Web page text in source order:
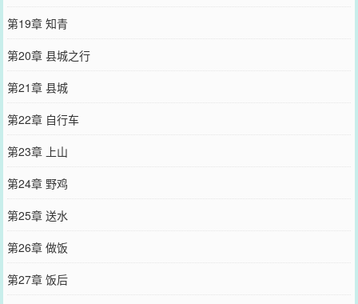
第19章 知青
第20章 县城之行
第21章 县城
第22章 自行车
第23章 上山
第24章 野鸡
第25章 送水
第26章 做饭
第27章 饭后